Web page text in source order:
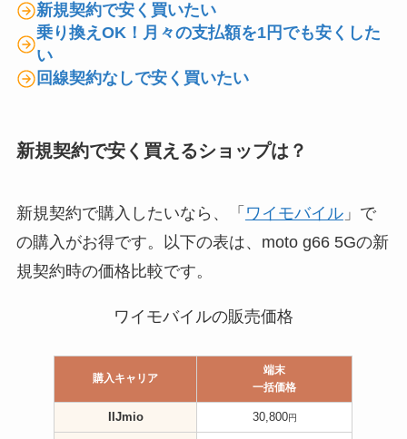
新規契約で安く買いたい
乗り換えOK！月々の支払額を1円でも安くした
い
回線契約なしで安く買いたい
新規契約で安く買えるショップは？
新規契約で購入したいなら、「 ワイモバイル」で
の購入がお得です。以下の表は、moto g66 5Gの新
規契約時の価格比較です。
ワイモバイルの販売価格
購入キャリア
端末
一括価格
IIJmio 30,800円